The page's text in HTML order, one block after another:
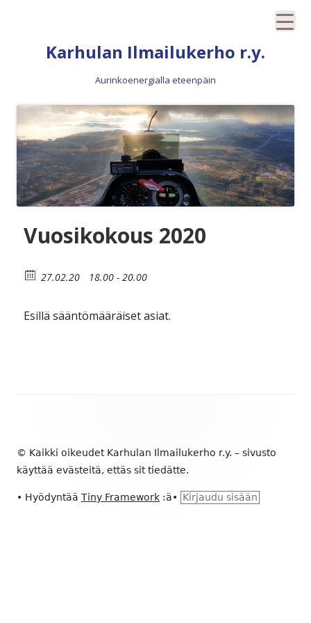
Karhulan Ilmailukerho r.y.
Aurinkoenergialla eteenpäin
Vuosikokous 2020
27.02.20 18.00 - 20.00
Esillä sääntömääräiset asiat.
© Kaikki oikeudet Karhulan Ilmailukerho r.y. – sivusto
käyttää evästeitä, ettäs sit tiedätte.
• Hyödyntää Tiny Framework :ä• Kirjaudu sisään